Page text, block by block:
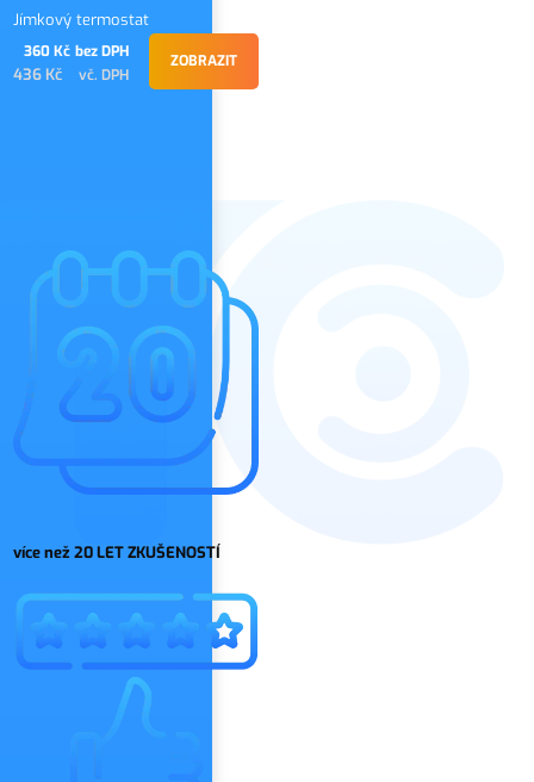
Jímkový termostat
360 Kč bez DPH
436 Kč vč. DPH
ZOBRAZIT
více než 20 LET ZKUŠENOSTÍ